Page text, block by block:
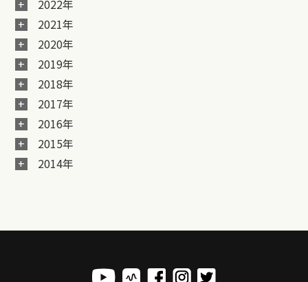
2022年
2021年
2020年
2019年
2018年
2017年
2016年
2015年
2014年